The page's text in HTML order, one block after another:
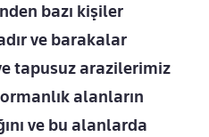
bazı kişiler
ve barakalar
tapusuz arazilerimiz
alanların
ve bu alanlarda